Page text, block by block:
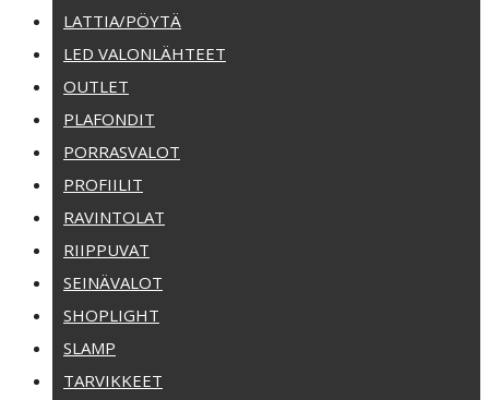
LATTIA/PÖYTÄ
LED VALONLÄHTEET
OUTLET
PLAFONDIT
PORRASVALOT
PROFIILIT
RAVINTOLAT
RIIPPUVAT
SEINÄVALOT
SHOPLIGHT
SLAMP
TARVIKKEET